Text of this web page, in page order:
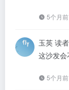
5个月前
玉英 读者
这沙发会
5个月前